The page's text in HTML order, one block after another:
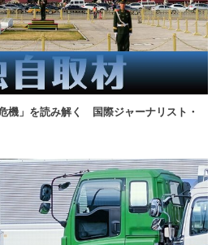
機」を読み解く 国際ジャーナリスト・